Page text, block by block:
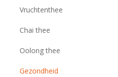
Vruchtenthee
Chai thee
Oolong thee
Gezondheid